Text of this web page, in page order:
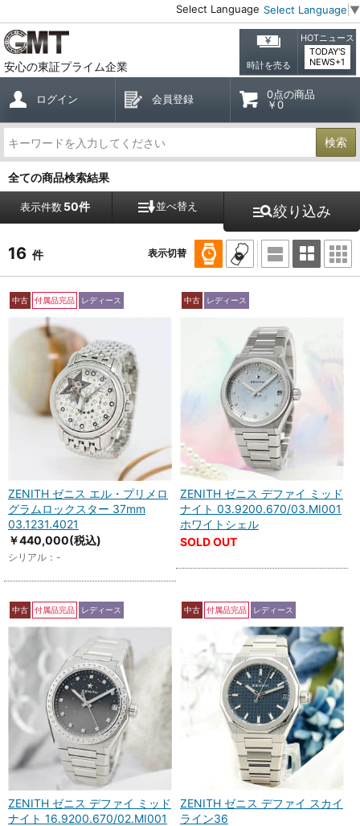
Select Language Select Language ▼
安心の東証プライム企業 時計を売る
HOTニュース
TODAY'S
NEWS+1
ログイン 会員登録
0点の商品
￥0
検索
全ての商品検索結果
表示件数50件 並べ替え 絞り込み
16 件 表示切替
中古 付属品完品 レディース
ZENITH ゼニス エル・プリメロ
グラムロックスター 37mm
03.1231.4021
￥440,000(税込)
シリアル：-
中古 レディース
ZENITH ゼニス デファイ ミッド
ナイト 03.9200.670/03.MI001
ホワイトシェル
SOLD OUT
中古 付属品完品 レディース
ZENITH ゼニス デファイ ミッド
ナイト 16.9200.670/02.MI001
中古 付属品完品 レディース
ZENITH ゼニス デファイ スカイ
ライン36